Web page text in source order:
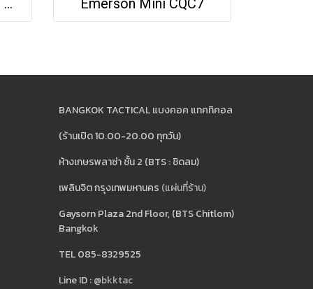
Leatherman Skeletool KBx Emerson Mini CQC7
BANGKOK TACTICAL แบงคอค แทคทิคอล
(ร้านเปิด 10.00-20.00 ทุกวัน)
ห้างเกษรพลาซ่า ชั้น 2 (BTS : ชิดลม)
เพลินจิต กรุงเทพมหานคร (แผ่นที่ร้าน)
Gaysorn Plaza 2nd Floor, (BTS Chitlom)
Bangkok
TEL 085-8329525
Line ID :@bkktac